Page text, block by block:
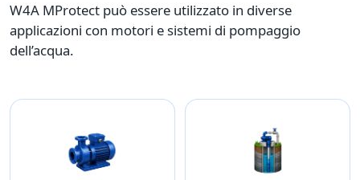
W4A MProtect può essere utilizzato in diverse
applicazioni con motori e sistemi di pompaggio
dell’acqua.